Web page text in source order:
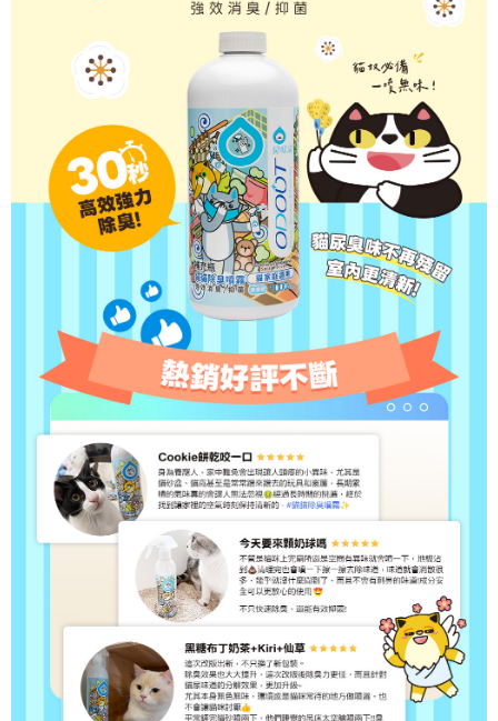
１．透過由恩沛科技股份有限公司提供之「AFTEE先享後付」服務完成之交
易，需依本服務之必要範圍內提供個人資料，並將交易相關給付款項請求債
權轉讓予恩沛科技股份有限公司。
２．關於個人資料處理事宜，請瀏覽以下網址：
https://aftee.tw/terms/#terms3
３．未成年的使用者請事先徵得法定代理人或監護人之同意方可使用
「AFTEE先享後付」，若未經同意申辦者引起之損失，本公司不負相關責
４．使用「AFTEE先享後付」時，將依據個別帳號之用戶狀況，依本公司即
時審查核予不同之上限額度；若仍有額度不足之情形，本公司將視審查結果
請求用戶進行身份認證。
５．嚴禁一人註冊多個帳號或使用他人資訊註冊。若發現惡意使用之情形，
恩沛科技股份有限公司將有權停止該用戶之使用額度並採取法律行動。
每筆NT$100，滿NT$1,200(含以上)免運費
郵局(下單後不含六日3天出貨、無貨到付款)
每筆NT$150，滿NT$1,500(含以上)免運費
宅配上樓-新竹貨運
每筆NT$120，滿NT$1,200(含以上)免運費
黑貓宅配
每筆NT$145